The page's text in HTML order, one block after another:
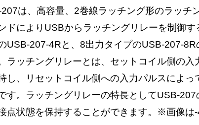
は、高容量、2巻線ラッチング形のラッチ
ドによりUSBからラッチングリレーを制御
USB-207-4Rと、8出力タイプのUSB-207-
ラッチングリレーとは、セットコイル側の
し、リセットコイル側への入力パルスによ
す。ラッチングリレーの特長としてUSB-
点状態を保持することができます。※画像は-